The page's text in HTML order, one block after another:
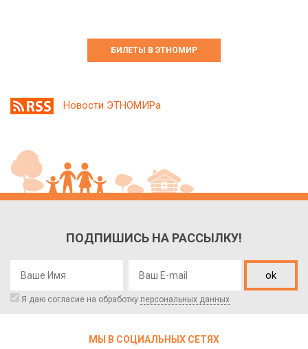
БИЛЕТЫ В ЭТНОМИР
Новости ЭТНОМИРа
ПОДПИШИСЬ НА РАССЫЛКУ!
ok
Я даю согласие на обработку персональных данных
МЫ В СОЦИАЛЬНЫХ СЕТЯХ